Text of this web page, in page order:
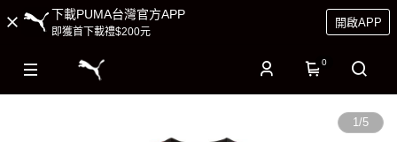
下載PUMA台灣官方APP
即獲首下載禮$200元
開啟APP
0
1/5